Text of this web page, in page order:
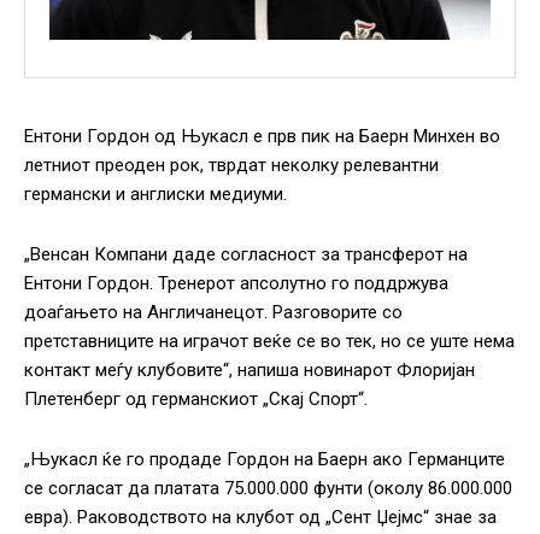
Ентони Гордон од Њукасл е прв пик на Баерн Минхен во
летниот преоден рок, тврдат неколку релевантни
германски и англиски медиуми.
„Венсан Компани даде согласност за трансферот на
Ентони Гордон. Тренерот апсолутно го поддржува
доаѓањето на Англичанецот. Разговорите со
претставниците на играчот веќе се во тек, но се уште нема
контакт меѓу клубовите“, напиша новинарот Флоријан
Плетенберг од германскиот „Скај Спорт“.
„Њукасл ќе го продаде Гордон на Баерн ако Германците
се согласат да платата 75.000.000 фунти (околу 86.000.000
евра). Раководството на клубот од „Сент Џејмс“ знае за